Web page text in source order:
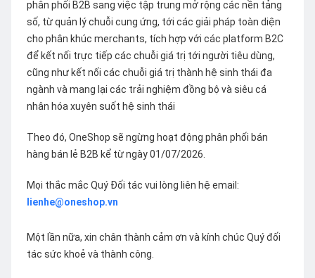
phân phối B2B sang việc tập trung mở rộng các nền tảng
số, từ quản lý chuỗi cung ứng, tới các giải pháp toàn diện
cho phân khúc merchants, tích hợp với các platform B2C
để kết nối trực tiếp các chuỗi giá trị tới người tiêu dùng,
cũng như kết nối các chuỗi giá trị thành hệ sinh thái đa
ngành và mang lại các trải nghiệm đồng bộ và siêu cá
nhân hóa xuyên suốt hệ sinh thái
Theo đó, OneShop sẽ ngừng hoạt động phân phối bán
hàng bán lẻ B2B kể từ ngày 01/07/2026.
Mọi thắc mắc Quý Đối tác vui lòng liên hệ email:
lienhe@oneshop.vn
Một lần nữa, xin chân thành cảm ơn và kính chúc Quý đối
tác sức khoẻ và thành công.